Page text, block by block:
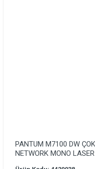
PANTUM M7100 DW
NETWORK MONO